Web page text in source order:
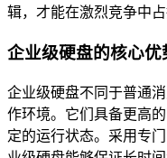
辑，才能在激烈竞争中占
企业级硬盘的核心优
企业级硬盘不同于普通
作环境。它们具备更高
定的运行状态。采用专